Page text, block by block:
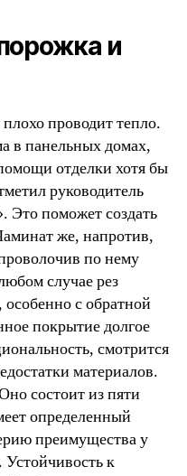
и
проводит тепло.
в панельных домах,
отделки хотя бы
руководитель
Это поможет создать
же, напротив,
по нему
случае рез
с обратной
покрытие долгое
смотрится
материалов.
состоит из пяти
определенный
преимущества у
к